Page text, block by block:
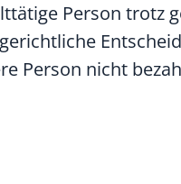
Person trotz
Person nicht